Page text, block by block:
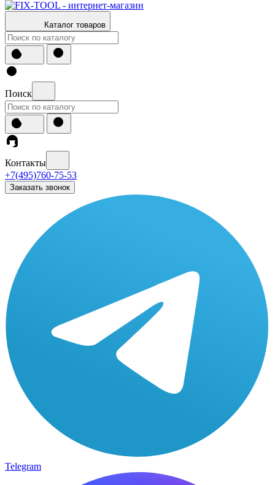
Каталог товаров
Поиск
Контакты
+7(495)760-75-53
Заказать звонок
Telegram